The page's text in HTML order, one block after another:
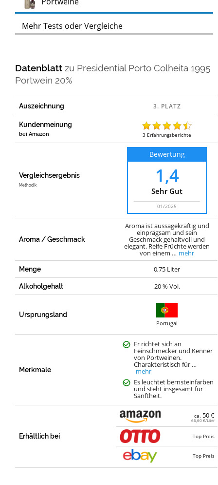
Mehr Tests oder Vergleiche
Datenblattzu Presidential Porto Colheita 1995
Portwein 20%
Auszeichnung
Kundenmeinung
bei Amazon 3 Erfahrungsberichte
Vergleichsergebnis
Methodik
Bewertung
1,4
Sehr Gut
01/2025
Aroma / Geschmack
Aroma ist aussagekräftig und
einprägsam und sein
Geschmack gehaltvoll und
elegant. Reife Früchte werden
von einem … mehr
Menge 0,75 Liter
Alkoholgehalt 20 % Vol.
Ursprungsland
Portugal
Merkmale
Er richtet sich an
Feinschmecker und Kenner
von Portweinen.
Charakteristisch für …
mehr
Es leuchtet bernsteinfarben
und steht insgesamt für
Sanftheit.
Erhältlich bei
ca. 50 €
66,60 €/Liter
Top Preis
Top Preis